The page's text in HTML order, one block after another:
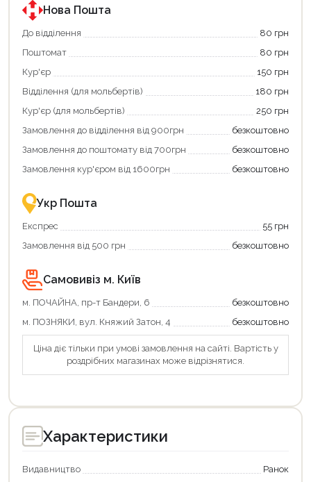
програмою
єКнига.
Використовуйте
карту
щоб
зекономити
та
отримати
переваги!
картою
єКнига
–
зручно
та
програмою
«Національний
кешбек».
покупку
«Національний
кешбек»
та
отримуйте
повернення
Економте
більше
разом
державною
підтримкою!
Нова Пошта
До відділення
80 грн
Поштомат
80 грн
Кур'єр
150 грн
Відділення (для мольбертів)
180 грн
Кур'єр (для мольбертів)
250 грн
Замовлення до відділення від 900грн
безкоштовно
Замовлення до поштомату від 700грн
безкоштовно
Замовлення кур'єром від 1600грн
безкоштовно
Укр Пошта
Експрес
55 грн
Замовлення від 500 грн
безкоштовно
Самовивіз м. Київ
м. ПОЧАЙНА, пр-т Бандери, 6
безкоштовно
м. ПОЗНЯКИ, вул. Княжий Затон, 4
безкоштовно
Ціна діє тільки при умові замовлення на сайті. Вартість у
роздрібних магазинах може відрізнятися.
Характеристики
Видавництво Ранок